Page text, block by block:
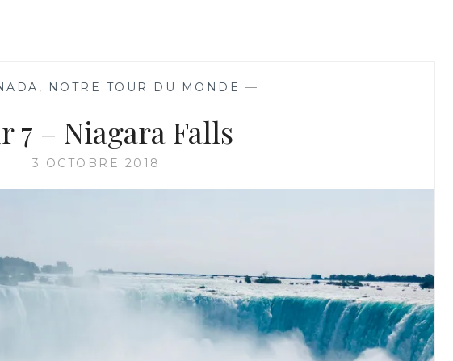
, NOTRE TOUR DU MONDE —
7 – Niagara Falls
3 OCTOBRE 2018